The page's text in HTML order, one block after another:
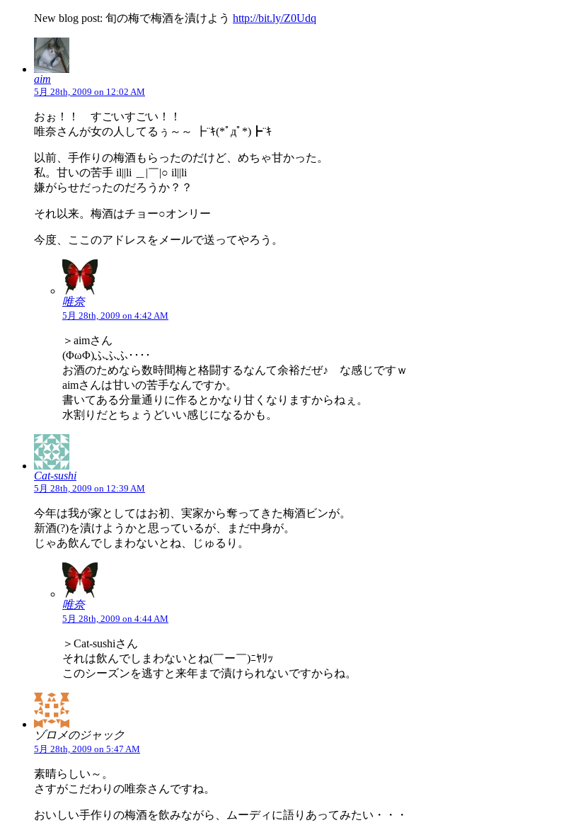
New blog post: 旬の梅で梅酒を漬けよう http://bit.ly/Z0Udq
aim
5月 28th, 2009 on 12:02 AM
おぉ！！ すごいすごい！！
唯奈さんが女の人してるぅ～～ ┣¨ｷ(*ﾟдﾟ*)┣¨ｷ
以前、手作りの梅酒もらったのだけど、めちゃ甘かった。
私。甘いの苦手 il||li ＿|￣|○ il||li
嫌がらせだったのだろうか？？
それ以来。梅酒はチョー○オンリー
今度、ここのアドレスをメールで送ってやろう。
唯奈
5月 28th, 2009 on 4:42 AM
＞aimさん
(ΦωΦ)ふふふ････
お酒のためなら数時間梅と格闘するなんて余裕だぜ♪ な感じですｗ
aimさんは甘いの苦手なんですか。
書いてある分量通りに作るとかなり甘くなりますからねぇ。
水割りだとちょうどいい感じになるかも。
Cat-sushi
5月 28th, 2009 on 12:39 AM
今年は我が家としてはお初、実家から奪ってきた梅酒ビンが。
新酒(?)を漬けようかと思っているが、まだ中身が。
じゃあ飲んでしまわないとね、じゅるり。
唯奈
5月 28th, 2009 on 4:44 AM
＞Cat-sushiさん
それは飲んでしまわないとね(￣ー￣)ﾆﾔﾘｯ
このシーズンを逃すと来年まで漬けられないですからね。
ゾロメのジャック
5月 28th, 2009 on 5:47 AM
素晴らしい～。
さすがこだわりの唯奈さんですね。
おいしい手作りの梅酒を飲みながら、ムーディに語りあってみたい・・・